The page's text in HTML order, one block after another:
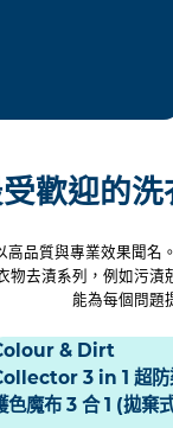
歡迎的
品質與專業效果聞
去漬系列，例如污
能為每個問題
& Dirt
3 in 1 超防
色魔布 3 合 1 (拋棄